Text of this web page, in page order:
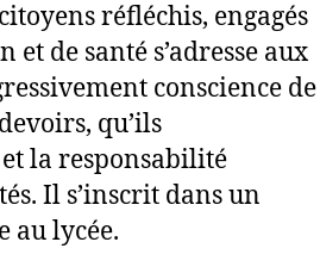
réfléchis, engagés
de santé s’adresse aux
conscience de
qu’ils
la responsabilité
Il s’inscrit dans un
au lycée.